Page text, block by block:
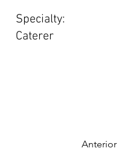
Specialty:
Caterer
Anterior